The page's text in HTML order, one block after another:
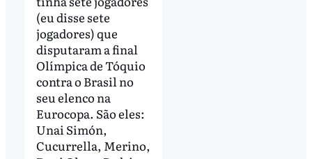
(eu disse sete
jogadores) que
disputaram a final
Olímpica de Tóquio
contra o Brasil no
seu elenco na
Eurocopa. São eles:
Unai Simón,
Cucurrella, Merino,